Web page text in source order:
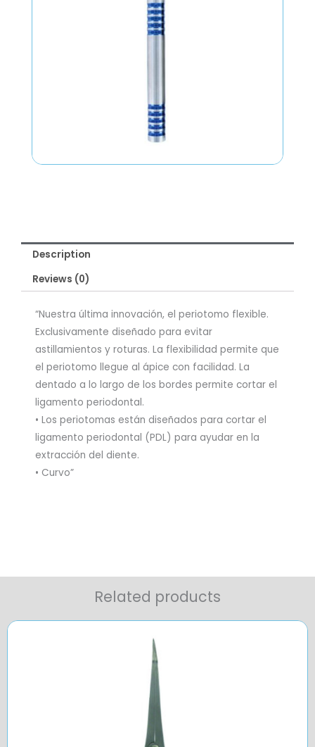
Description
Reviews (0)
“Nuestra última innovación, el periotomo flexible.
Exclusivamente diseñado para evitar
astillamientos y roturas. La flexibilidad permite que
el periotomo llegue al ápice con facilidad. La
dentado a lo largo de los bordes permite cortar el
ligamento periodontal.
• Los periotomas están diseñados para cortar el
ligamento periodontal (PDL) para ayudar en la
extracción del diente.
• Curvo”
Related products